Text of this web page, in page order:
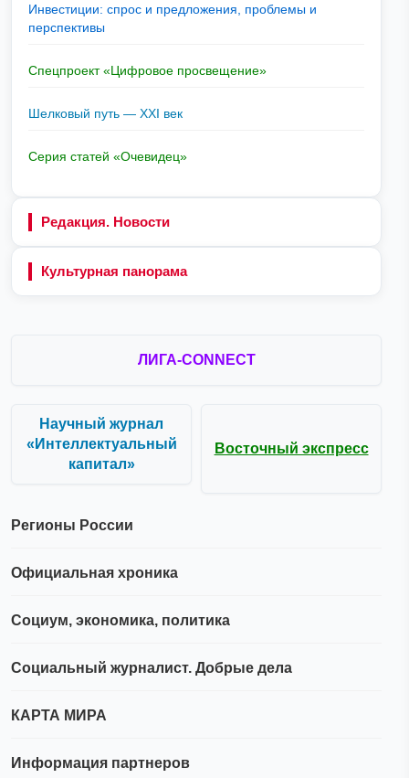
Инвестиции: спрос и предложения, проблемы и
перспективы
Спецпроект «Цифровое просвещение»
Шелковый путь — XXI век
Серия статей «Очевидец»
Редакция. Новости
Культурная панорама
ЛИГА-CONNECT
Научный журнал
«Интеллектуальный
капитал»
Восточный экспресс
Регионы России
Официальная хроника
Социум, экономика, политика
Социальный журналист. Добрые дела
КАРТА МИРА
Информация партнеров